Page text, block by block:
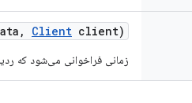
, Client client)
زمانی فراخوانی می‌شود که